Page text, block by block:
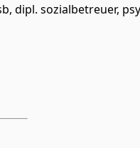
dipl. sozialbetreuer,